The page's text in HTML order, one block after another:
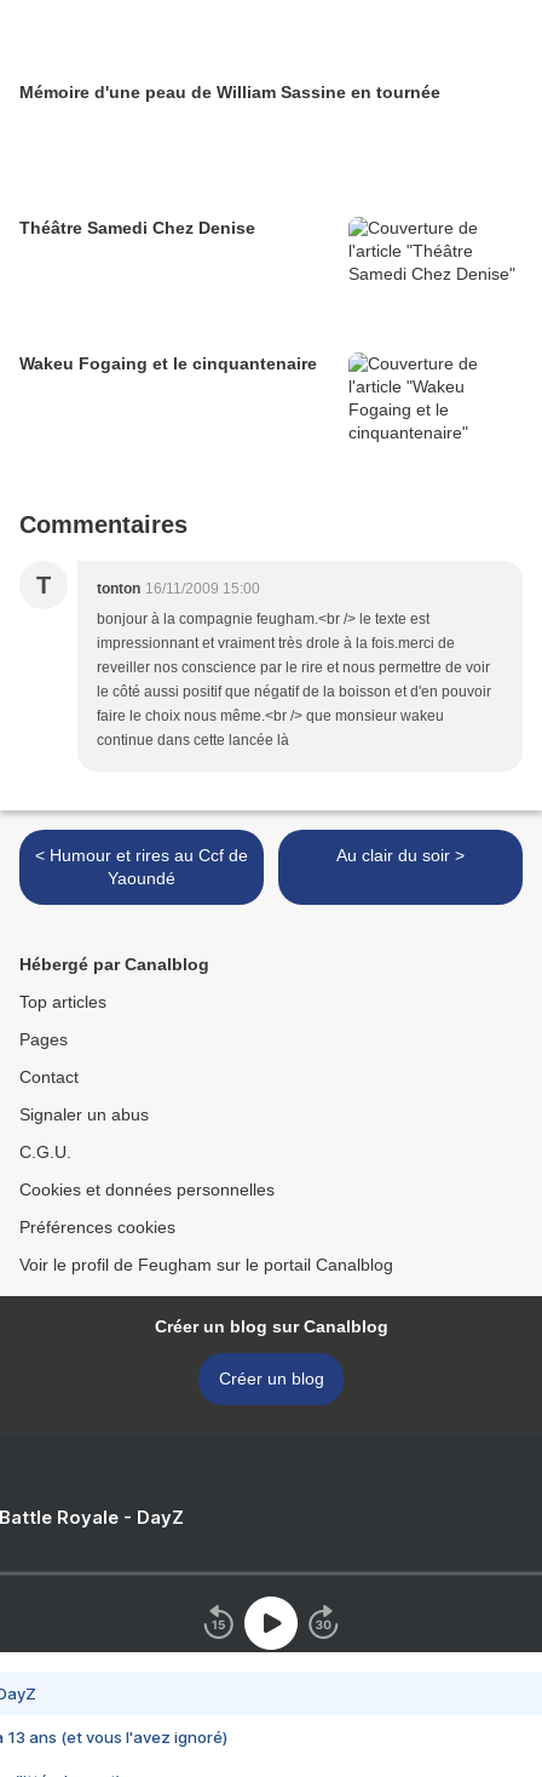
Mémoire d'une peau de William Sassine en tournée
Théâtre Samedi Chez Denise
Wakeu Fogaing et le cinquantenaire
Commentaires
T tonton 16/11/2009 15:00
bonjour à la compagnie feugham.<br /> le texte est
impressionnant et vraiment très drole à la fois.merci de
reveiller nos conscience par le rire et nous permettre de voir
le côté aussi positif que négatif de la boisson et d'en pouvoir
faire le choix nous même.<br /> que monsieur wakeu
continue dans cette lancée là
< Humour et rires au Ccf de
Yaoundé
Au clair du soir >
Hébergé par Canalblog
Top articles
Pages
Contact
Signaler un abus
C.G.U.
Cookies et données personnelles
Préférences cookies
Voir le profil de Feugham sur le portail Canalblog
Créer un blog sur Canalblog
Créer un blog
Royale - DayZ
13 ans (et vous l'avez ignoré)